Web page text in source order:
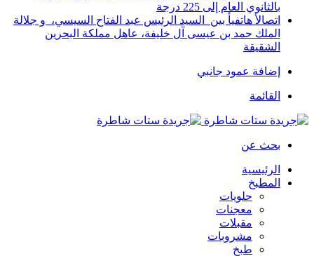
بالثانوي العام إلى 225 درجة
اتصالأ هاتفيأ بين السيد الرئيس عبد الفتاح السيسي، و جلالة
الملك حمد بن عيسى آل خليفة، عاهل مملكة البحرين
الشقيقة
إضافة عمود جانبي
القائمة
بحث عن
الرئيسية
المطبخ
حلويات
معجنات
مقبلات
مشروبات
طبخ